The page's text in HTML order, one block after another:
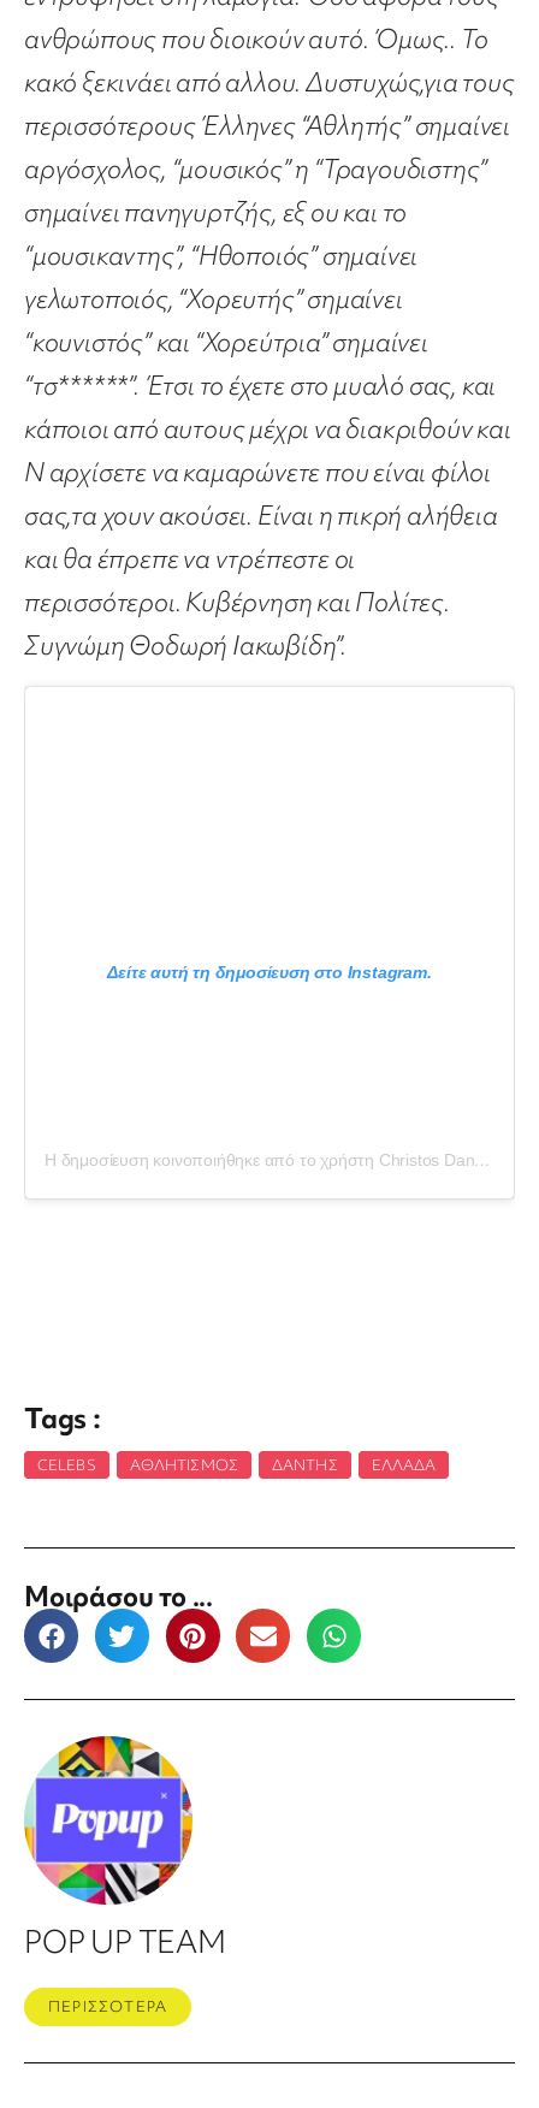
ανθρώπους που διοικούν αυτό. Όμως.. Το
κακό ξεκινάει από αλλου. Δυστυχώς,για τους
περισσότερους Έλληνες “Αθλητής” σημαίνει
αργόσχολος, “μουσικός” η “Τραγουδιστης”
σημαίνει πανηγυρτζής, εξ ου και το
“μουσικαντης”, “Ηθοποιός” σημαίνει
γελωτοποιός, “Χορευτής” σημαίνει
“κουνιστός” και “Χορεύτρια” σημαίνει
“τσ******”. Έτσι το έχετε στο μυαλό σας, και
κάποιοι από αυτους μέχρι να διακριθούν και
Ν αρχίσετε να καμαρώνετε που είναι φίλοι
σας,τα χουν ακούσει. Είναι η πικρή αλήθεια
και θα έπρεπε να ντρέπεστε οι
περισσότεροι. Κυβέρνηση και Πολίτες.
Συγνώμη Θοδωρή Ιακωβίδη”.
Δείτε αυτή τη δημοσίευση στο Instagram.
Η δημοσίευση κοινοποιήθηκε από το χρήστη Christos Dantis (@christosdantis)
Tags :
CELEBS ΑΘΛΗΤΙΣΜΌΣ ΔΆΝΤΗΣ ΕΛΛΆΔΑ
Μοιράσου το ...
POP UP TEAM
ΠΕΡΙΣΣΟΤΕΡΑ